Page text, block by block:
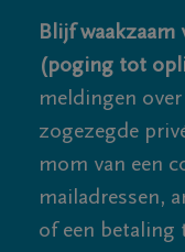
Blijf
(poging tot
meldingen
zogezegde
mom van een
mailadressen,
of een betaling